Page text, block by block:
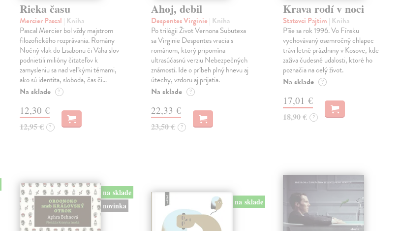
Rieka času
Mercier Pascal | Kniha
Pascal Mercier bol vždy majstrom
filozofického rozprávania. Romány
Nočný vlak do Lisabonu či Váha slov
podnietili milióny čitateľov k
zamysleniu sa nad veľkými témami,
ako sú identita, sloboda, čas či…
Na sklade ?
12,30 €
12,95 € ?
Ahoj, debil
Despentes Virginie | Kniha
Po trilógii Život Vernona Subutexa
sa Virginie Despentes vracia s
románom, ktorý pripomína
ultrasúčasnú verziu Nebezpečných
známostí. Ide o príbeh plný hnevu aj
útechy, vzdoru aj prijatia.
Na sklade ?
22,33 €
23,50 € ?
Krava rodí v noci
Statovci Pajtim | Kniha
Píše sa rok 1996. Vo Fínsku
vychovávaný osemročný chlapec
trávi letné prázdniny v Kosove, kde
zažíva čudesné udalosti, ktoré ho
poznačia na celý život.
Na sklade ?
17,01 €
18,90 € ?
na sklade
novinka
na sklade